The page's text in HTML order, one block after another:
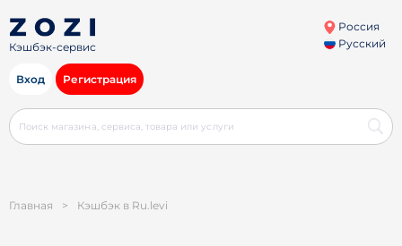
Кэшбэк-сервис
Россия
Русский
Вход Регистрация
Главная > Кэшбэк в Ru.levi